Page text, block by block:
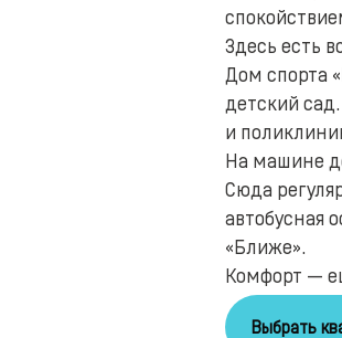
Здесь есть
Дом спорта
детский
и
На машине
Сюда
автобусная
«Ближе».
Комфорт —
Выбрать